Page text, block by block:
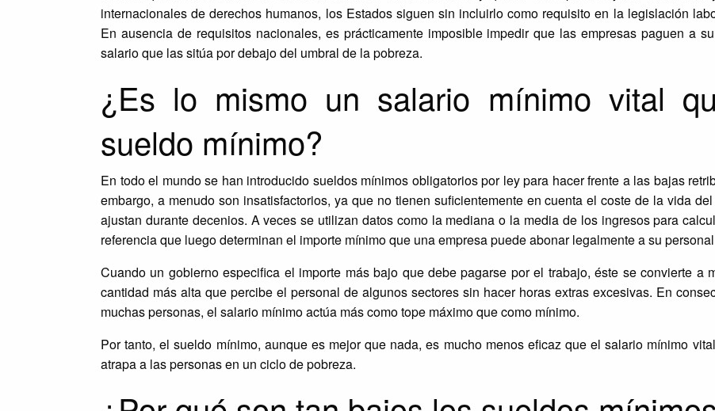
internacionales de derechos humanos, los Estados siguen sin incluirlo como requisito en la legislación
En ausencia de requisitos nacionales, es prácticamente imposible impedir que las empresas paguen a
salario que las sitúa por debajo del umbral de la pobreza.
¿Es lo mismo un salario mínimo vital
sueldo mínimo?
En todo el mundo se han introducido sueldos mínimos obligatorios por ley para hacer frente a las bajas
embargo, a menudo son insatisfactorios, ya que no tienen suficientemente en cuenta el coste de la vida
ajustan durante decenios. A veces se utilizan datos como la mediana o la media de los ingresos para
referencia que luego determinan el importe mínimo que una empresa puede abonar legalmente a su
Cuando un gobierno especifica el importe más bajo que debe pagarse por el trabajo, éste se convierte a
cantidad más alta que percibe el personal de algunos sectores sin hacer horas extras excesivas. En
muchas personas, el salario mínimo actúa más como tope máximo que como mínimo.
Por tanto, el sueldo mínimo, aunque es mejor que nada, es mucho menos eficaz que el salario mínimo
atrapa a las personas en un ciclo de pobreza.